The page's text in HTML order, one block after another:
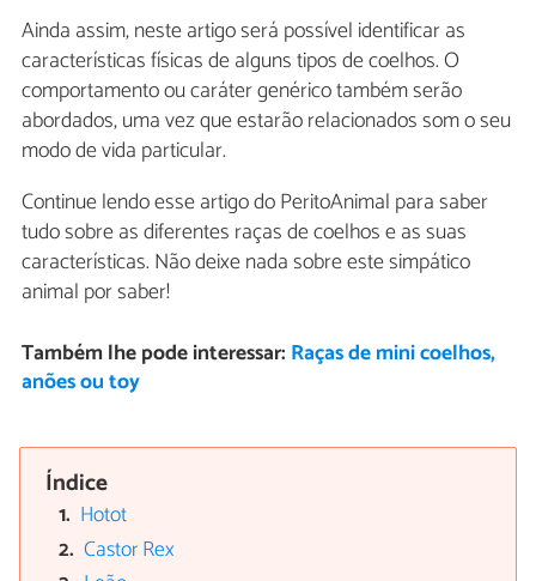
Ainda assim, neste artigo será possível identificar as
características físicas de alguns tipos de coelhos. O
comportamento ou caráter genérico também serão
abordados, uma vez que estarão relacionados som o seu
modo de vida particular.
Continue lendo esse artigo do PeritoAnimal para saber
tudo sobre as diferentes raças de coelhos e as suas
características. Não deixe nada sobre este simpático
animal por saber!
Também lhe pode interessar: Raças de mini coelhos,
anões ou toy
Índice
Hotot
Castor Rex